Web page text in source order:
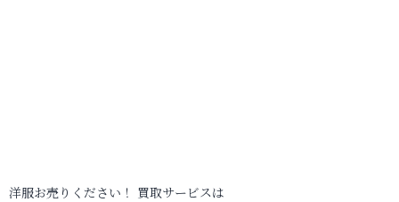
洋服お売りください！ 買取サービスは